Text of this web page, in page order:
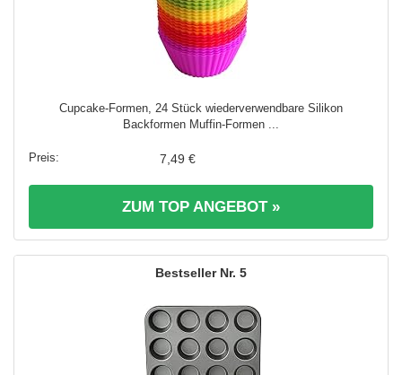
Cupcake-Formen, 24 Stück wiederverwendbare Silikon
Backformen Muffin-Formen ...
7,49 €
ZUM TOP ANGEBOT »
5